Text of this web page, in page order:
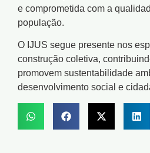
e comprometida com a
população.
O IJUS segue presente nos
construção coletiva,
promovem sustentabilidade
desenvolvimento social e